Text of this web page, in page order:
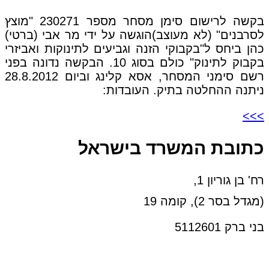
בקשה לרישום סימן מסחר מספר 230271 "מוצץ
לסרבנים" (לא מעוצב)הוגשה על ידי מר אבי (ברטי)
כהן ביחס ל"בקבוקי הזנה וגביעים לתינוקות ואביזרי
בקבוק לתינוק" כולם בסוג 10. הבקשה נדונה בפני
רשם סימני המסחר, אסא קלינג וביום 28.8.2012
ניתנה ההחלטה בתיק. העובדות:
>>>
כתובת המשרד בישראל
רח' בן גוריון 1,
(מגדל בסר 2), קומה 19
בני ברק 5112601